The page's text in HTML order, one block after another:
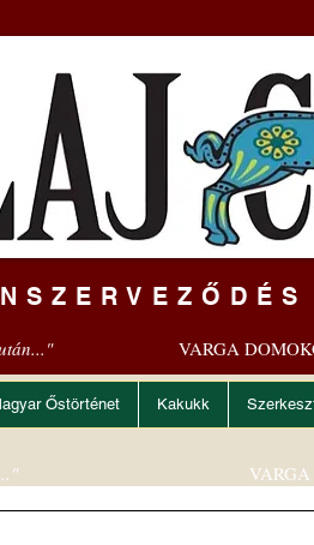
VARGA
Őstörténet Kakukk